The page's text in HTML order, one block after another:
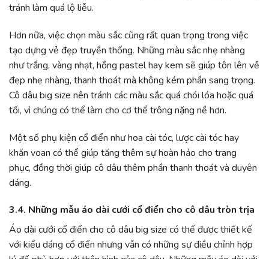
tránh làm quá lộ liễu.
Hơn nữa, việc chọn màu sắc cũng rất quan trọng trong việc
tạo dựng vẻ đẹp truyền thống. Những màu sắc nhẹ nhàng
như trắng, vàng nhạt, hồng pastel hay kem sẽ giúp tôn lên vẻ
đẹp nhẹ nhàng, thanh thoát mà không kém phần sang trọng.
Cô dâu big size nên tránh các màu sắc quá chói lóa hoặc quá
tối, vì chúng có thể làm cho cơ thể trông nặng nề hơn.
Một số phụ kiện cổ điển như hoa cài tóc, lược cài tóc hay
khăn voan có thể giúp tăng thêm sự hoàn hảo cho trang
phục, đồng thời giúp cô dâu thêm phần thanh thoát và duyên
dáng.
3.4. Những mẫu áo dài cưới cổ điển cho cô dâu tròn trịa
Áo dài cưới cổ điển cho cô dâu big size có thể được thiết kế
với kiểu dáng cổ điển nhưng vẫn có những sự điều chỉnh hợp